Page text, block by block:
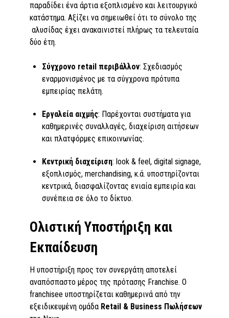
παραδίδει ένα άρτια εξοπλισμένο και λειτουργικό
κατάστημα. Αξίζει να σημειωθεί ότι το σύνολο της
αλυσίδας έχει ανακαινιστεί πλήρως τα τελευταία
δύο έτη.
Σύγχρονο retail περιβάλλον: Σχεδιασμός
εναρμονισμένος με τα σύγχρονα πρότυπα
εμπειρίας πελάτη.
Εργαλεία αιχμής: Παρέχονται συστήματα για
καθημερινές συναλλαγές, διαχείριση αιτήσεων
και πλατφόρμες επικοινωνίας.
Κεντρική διαχείριση: look & feel, digital signage,
εξοπλισμός, merchandising, κ.ά. υποστηρίζονται
κεντρικά, διασφαλίζοντας ενιαία εμπειρία και
συνέπεια σε όλο το δίκτυο.
Ολιστική Υποστήριξη και
Εκπαίδευση
Η υποστήριξη προς τον συνεργάτη αποτελεί
αναπόσπαστο μέρος της πρότασης Franchise. Ο
franchisee υποστηρίζεται καθημερινά από την
εξειδικευμένη ομάδα Retail & Business Πωλήσεων